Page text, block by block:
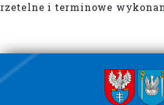
rzetelne i terminowe